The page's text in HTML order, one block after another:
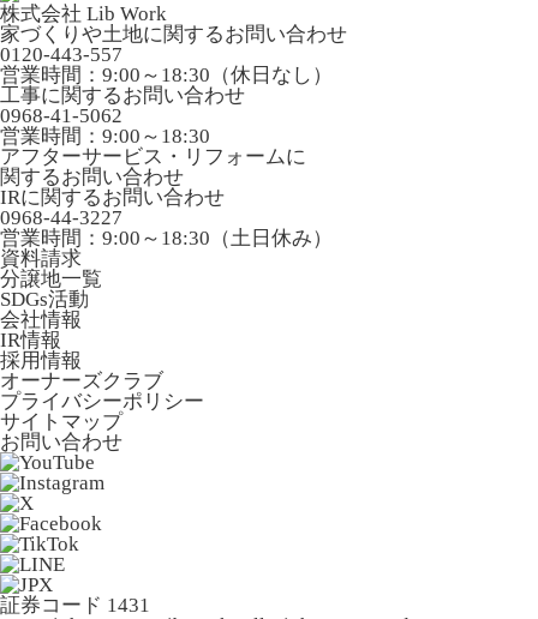
株式会社 Lib Work
家づくりや土地に関するお問い合わせ
0120-443-557
営業時間：9:00～18:30（休日なし）
工事に関するお問い合わせ
0968-41-5062
営業時間：9:00～18:30
アフターサービス・リフォームに
関するお問い合わせ
IRに関するお問い合わせ
0968-44-3227
営業時間：9:00～18:30（土日休み）
資料請求
分譲地一覧
SDGs活動
会社情報
IR情報
採用情報
オーナーズクラブ
プライバシーポリシー
サイトマップ
お問い合わせ
証券コード 1431